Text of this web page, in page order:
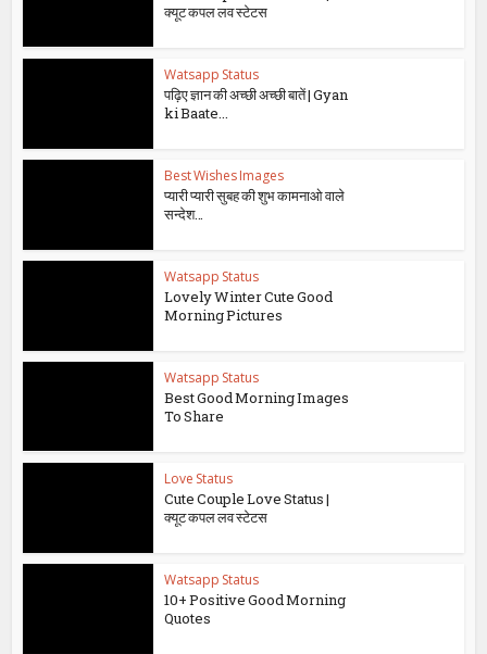
क्यूट कपल लव स्टेटस
Watsapp Status
पढ़िए ज्ञान की अच्छी अच्छी बातें | Gyan
ki Baate...
Best Wishes Images
प्यारी प्यारी सुबह की शुभ कामनाओ वाले
सन्देश…
Watsapp Status
Lovely Winter Cute Good
Morning Pictures
Watsapp Status
Best Good Morning Images
To Share
Love Status
Cute Couple Love Status |
क्यूट कपल लव स्टेटस
Watsapp Status
10+ Positive Good Morning
Quotes